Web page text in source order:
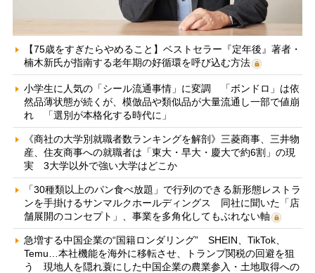
【75歳をすぎたらやめること】ベストセラー『定年後』著者・
楠木新氏が指南する老年期の好循環を呼び込む方法
小学生に人気の「シール流通事情」に変調 「ボンドロ」は依
然品薄状態が続くが、模倣品や類似品が大量流通し一部で値崩
れ 「選別が本格化する時代に」
《商社の大学別就職者数ランキングを解剖》三菱商事、三井物
産、住友商事への就職者は「東大・早大・慶大で約6割」の現
実 3大学以外で強い大学はどこか
「30種類以上のパン食べ放題」で行列のできる新形態レストラ
ンを手掛けるサンマルクホールディングス 同社に聞いた「店
舗展開のコンセプト」、事業を多角化してもぶれない軸
急増する中国企業の“国籍ロンダリング” SHEIN、TikTok、
Temu…本社機能を海外に移転させ、トランプ関税の回避を狙
う 現地人を隠れ蓑にした中国企業の農業参入・土地取得への